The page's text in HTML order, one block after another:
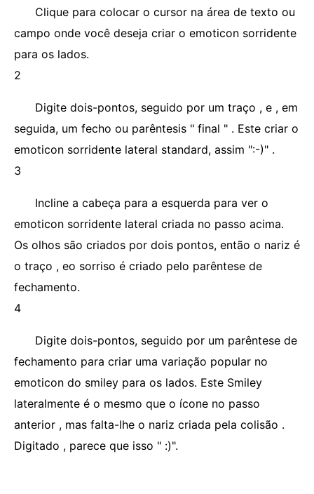
Clique para colocar o cursor na área de texto ou
campo onde você deseja criar o emoticon sorridente
para os lados.
2
Digite dois-pontos, seguido por um traço , e , em
seguida, um fecho ou parêntesis " final " . Este criar o
emoticon sorridente lateral standard, assim ":-)" .
3
Incline a cabeça para a esquerda para ver o
emoticon sorridente lateral criada no passo acima.
Os olhos são criados por dois pontos, então o nariz é
o traço , eo sorriso é criado pelo parêntese de
fechamento.
4
Digite dois-pontos, seguido por um parêntese de
fechamento para criar uma variação popular no
emoticon do smiley para os lados. Este Smiley
lateralmente é o mesmo que o ícone no passo
anterior , mas falta-lhe o nariz criada pela colisão .
Digitado , parece que isso " :)".